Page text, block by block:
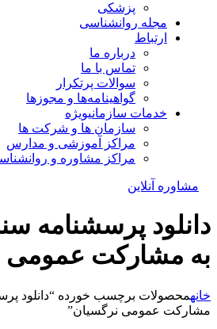
پزشکی
مجله روانشناسی
ارتباط
درباره ما
تماس با ما
سوالات پرتکرار
گواهینامه‌ها و مجوزها
خدمات سازمانیویژه
سازمان ها و شرکت ها
مراکز آموزشی و مدارس
مراکز مشاوره و
مشاوره آنلاین
دانلود پرسشنامه
به مشارکت عمومی
خانهمحصولات برچسب خورده “دانلود
مشارکت عمومی نرگسیان”